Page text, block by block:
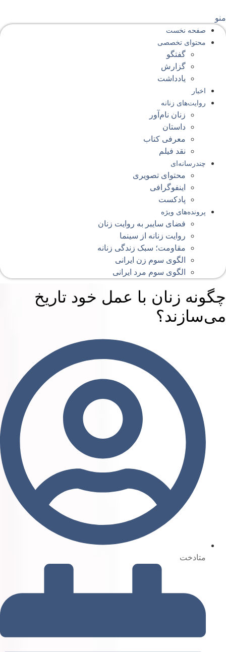
صفحه‌ نخست
محتوای‌ تخصصی
گفتگو
گزارش
یادداشت
اخبار
روایت‌های زنانه
زنان نام‌آور
داستان
معرفی کتاب
نقد فیلم
چندرسانه‌ای
محتوای تصویری
اینفوگرافی
پادکست
پرونده‌های ویژه
فضای سایبر به روایت زنان
روایت زنانه از سینما
مقاومت؛ سبک زندگی زنانه
الگوی سوم زن ایرانی
الگوی سوم مرد ایرانی
زنان با عمل خود تاریخ
متادخت